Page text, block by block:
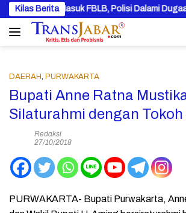
Langsung
ke
konten
Kilas Berita
Masuk FBLB, Polisi Dalami Dugaan
DAERAH, PURWAKARTA
Bupati Anne Ratna
Silaturahmi dengan
Redaksi
27/10/2018
PURWAKARTA- Bupati Purwakarta,